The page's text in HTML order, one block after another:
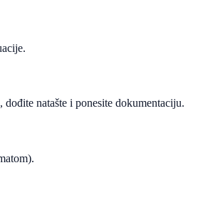
natašte i ponesite dokumentaciju.